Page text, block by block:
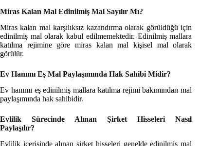
Miras Kalan Mal Edinilmiş Mal Sayılır Mı?
Miras kalan mal karşılıksız kazandırma olarak görüldüğü için
edinilmiş mal olarak kabul edilmemektedir. Edinilmiş mallara
katılma rejimine göre miras kalan mal kişisel mal olarak
görülür.
Ev Hanımı Eş Mal Paylaşımında Hak Sahibi Midir?
Ev hanımı eş edinilmiş mallara katılma rejimi bakımından mal
paylaşımında hak sahibidir.
Evlilik Sürecinde Alınan Şirket Hisseleri Nasıl
Paylaşılır?
Evlilik içerisinde alınan şirket hisseleri genelde edinilmiş mal